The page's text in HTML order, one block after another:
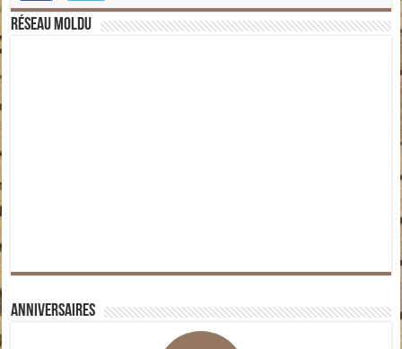
Réseau moldu
Anniversaires